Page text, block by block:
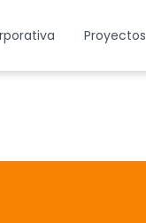
Proyectos